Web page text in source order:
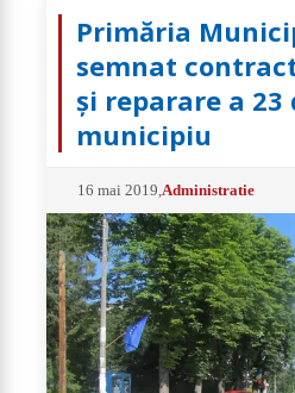
Primăria
semnat
și reparare a 23
municipiu
16 mai 2019 Administratie